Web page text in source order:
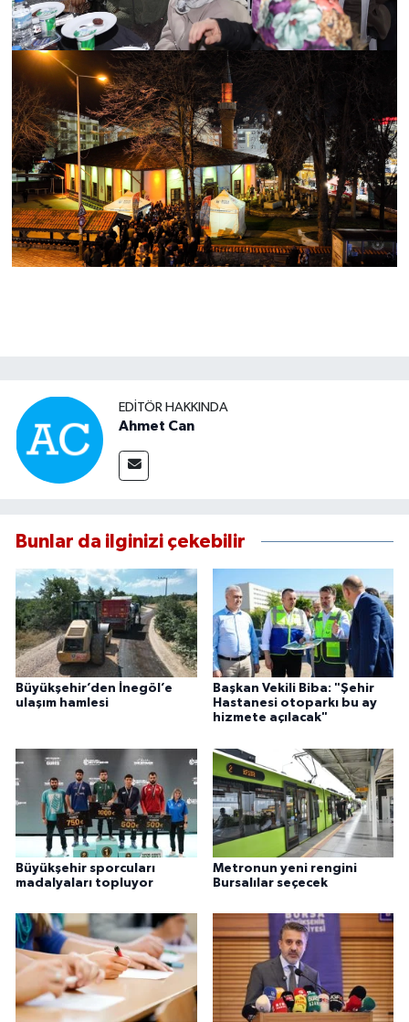
EDITÖR HAKKINDA
Ahmet Can
Bunlar da ilginizi çekebilir
Büyükşehir’den İnegöl’e
ulaşım hamlesi
Başkan Vekili Biba: "Şehir
Hastanesi otoparkı bu ay
hizmete açılacak"
Büyükşehir sporcuları
madalyaları topluyor
Metronun yeni rengini
Bursalılar seçecek